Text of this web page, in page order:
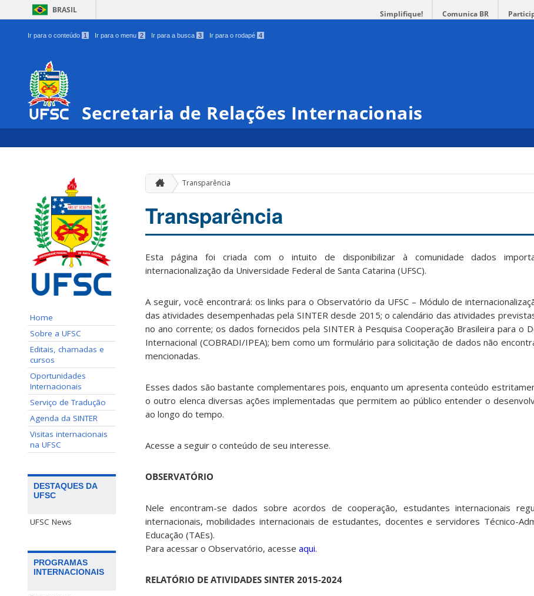
BRASIL Simplifique! Comunica BR
Ir para o conteúdo 1 Ir para o menu 2 Ir para a busca 3 Ir para o rodapé 4
Secretaria de Relações Internacionais
Home
Sobre a UFSC
Editais, chamadas e
cursos
Oportunidades
Internacionais
Serviço de Tradução
Agenda da SINTER
Visitas internacionais
na UFSC
DESTAQUES DA
UFSC
UFSC News
PROGRAMAS
INTERNACIONAIS
Transparência
Transparência
Esta página foi criada com o intuito de disponibilizar à comunidade dados
internacionalização da Universidade Federal de Santa Catarina (UFSC).
A seguir, você encontrará: os links para o Observatório da UFSC – Módulo de
das atividades desempenhadas pela SINTER desde 2015; o calendário das atividades
no ano corrente; os dados fornecidos pela SINTER à Pesquisa Cooperação Brasileira para o
Internacional (COBRADI/IPEA); bem como um formulário para solicitação de dados não
mencionadas.
Esses dados são bastante complementares pois, enquanto um apresenta conteúdo
o outro elenca diversas ações implementadas que permitem ao público entender o
ao longo do tempo.
Acesse a seguir o conteúdo de seu interesse.
OBSERVATÓRIO
Nele encontram-se dados sobre acordos de cooperação, estudantes internacionais
internacionais, mobilidades internacionais de estudantes, docentes e servidores Técnico-
Educação (TAEs).
Para acessar o Observatório, acesse aqui.
RELATÓRIO DE ATIVIDADES SINTER 2015-2024